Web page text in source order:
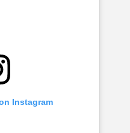
Instagram